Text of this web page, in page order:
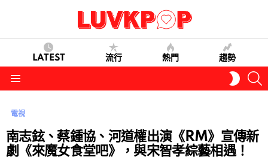
LATEST 流行 熱門 趨勢
SKIN
電視
南志鉉、蔡鍾協、河道權出演《RM》宣傳新
劇《來魔女食堂吧》，與宋智孝綜藝相遇！